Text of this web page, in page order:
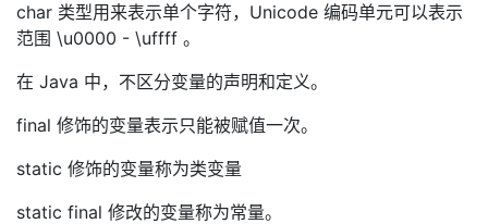
char 类型用来表示单个字符，Unicode 编码单元可以表示
范围 \u0000 - \uffff 。
在 Java 中，不区分变量的声明和定义。
final 修饰的变量表示只能被赋值一次。
static 修饰的变量称为类变量
static final 修改的变量称为常量。